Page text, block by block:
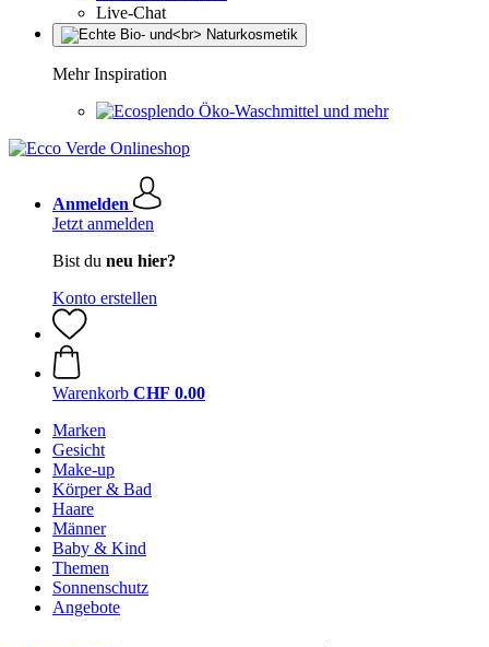
Live-Chat
Mehr Inspiration
Öko-Waschmittel und mehr
Anmelden
Jetzt anmelden
Bist du neu hier?
Konto erstellen
Warenkorb CHF 0.00
Marken
Gesicht
Make-up
Körper & Bad
Haare
Männer
Baby & Kind
Themen
Sonnenschutz
Angebote